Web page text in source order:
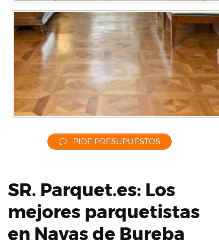
PIDE PRESUPUESTOS
SR. Parquet.es: Los
mejores parquetistas
en Navas de Bureba